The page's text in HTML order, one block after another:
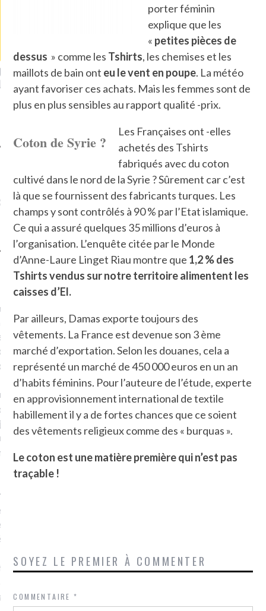
ATTACHÉS À LA
DE L’AMBASSADE
À PARIS. POURQUOI
? POUR QUI ?
UN GRONDIN FOURRÉ AUX
CHAMPIGNONS ET AUX
LARDONS DANS LA HALLE
DE DAX. ET POURQUOI PAS
MES DERNIERS
SUR FACEBOOK
QUI MARCHE
toujours aimé marcher.
conquis mais en
Je ne suis pas une
je le garde pour ce
je sens, j’entends, je
goûte et ceux que je
! Marcheuse des villes,
des ruines et des
qui Marche
ou pas. Mais
pas d’interdit. Vélo,
bateau…
incite à un autre regard
porter féminin
explique que les
« petites pièces de
dessus » comme les Tshirts, les chemises et les
maillots de bain ont eu le vent en poupe. La météo
ayant favoriser ces achats. Mais les femmes sont de
plus en plus sensibles au rapport qualité -prix.
Coton de Syrie ?
Les Françaises ont -elles
achetés des Tshirts
fabriqués avec du coton
cultivé dans le nord de la Syrie ? Sûrement car c’est
là que se fournissent des fabricants turques. Les
champs y sont contrôlés à 90 % par l’Etat islamique.
Ce qui a assuré quelques 35 millions d’euros à
l’organisation. L’enquête citée par le Monde
d’Anne-Laure Linget Riau montre que 1,2 % des
Tshirts vendus sur notre territoire alimentent les
caisses d’El.
Par ailleurs, Damas exporte toujours des
vêtements. La France est devenue son 3 ème
marché d’exportation. Selon les douanes, cela a
représenté un marché de 450 000 euros en un an
d’habits féminins. Pour l’auteure de l’étude, experte
en approvisionnement international de textile
habillement il y a de fortes chances que ce soient
des vêtements religieux comme des « burquas ».
Le coton est une matière première qui n’est pas
traçable !
SOYEZ LE PREMIER À COMMENTER
COMMENTAIRE*